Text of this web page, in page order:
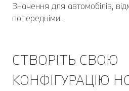
Значення для автомобілів,
попередніми.
СТВОРІТЬ СВОЮ
КОНФІГУРАЦІЮ